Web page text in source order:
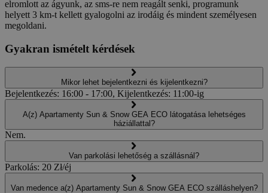
elromlott az ágyunk, az sms-re nem reagált senki, programunk
helyett 3 km-t kellett gyalogolni az irodáig és mindent személyesen
megoldani.
Gyakran ismételt kérdések
Mikor lehet bejelentkezni és kijelentkezni?
Bejelentkezés: 16:00 - 17:00, Kijelentkezés: 11:00-ig
A(z) Apartamenty Sun & Snow GEA ECO látogatása lehetséges
háziállattal?
Nem.
Van parkolási lehetőség a szállásnál?
Parkolás: 20 Zł/éj
Van medence a(z) Apartamenty Sun & Snow GEA ECO szálláshelyen?